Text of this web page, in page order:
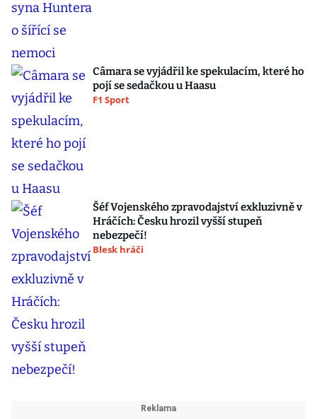
Câmara se vyjádřil ke spekulacím, které ho
pojí se sedačkou u Haasu
F1 Sport
Šéf Vojenského zpravodajství exkluzivně v
Hráčích: Česku hrozil vyšší stupeň
nebezpečí!
Blesk hráči